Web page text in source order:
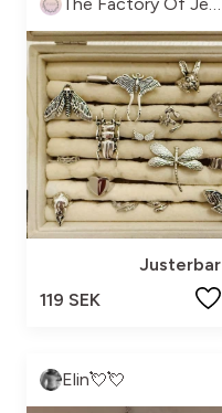
Justerbar
119 SEK
Elin💘💘